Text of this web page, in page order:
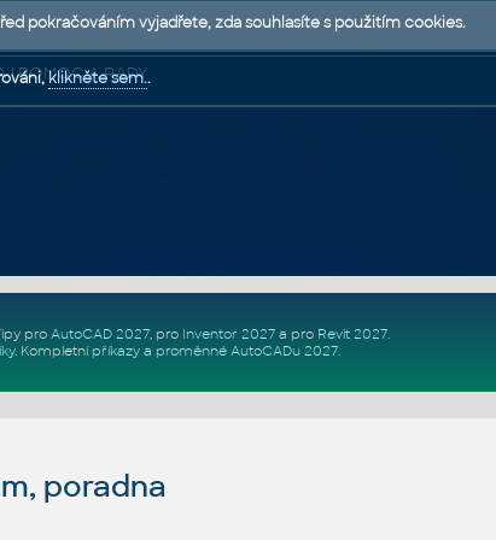
| POMOC A RADY
pro AutoCAD 2027, pro Inventor 2027a pro Revit 2027.
. Kompletní příkazya proměnné AutoCADu 2027.
poradna
pokračováním vyjadřete, zda souhlasíte s použitím cookies.
klikněte sem..